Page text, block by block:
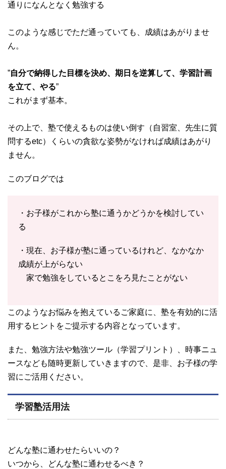
通りになんとなく勉強する
このような感じでただ通っていても、成績はあがりませ
ん。
”自分で納得した目標を決め、期日を逆算して、学習計画
を立て、やる”
これがまず基本。
その上で、塾で使えるものは使い倒す（自習室、先生に質
問するetc）くらいの貪欲な姿勢がなければ成績はあがり
ません。
このブログでは
・お子様がこれから塾に通うかどうかを検討してい
る
・現在、お子様が塾に通っているけれど、なかなか
成績が上がらない
家で勉強をしているとこをろ見たことがない
このようなお悩みを抱えているご家庭に、塾を有効的に活
用するヒントをご提示する内容となっています。
また、勉強方法や勉強ツール（学習プリント）、時事ニュ
ースなども随時更新していきますので、是非、お子様の学
習にご活用ください。
学習塾活用法
どんな塾に通わせたらいいの？
いつから、どんな塾に通わせるべき？